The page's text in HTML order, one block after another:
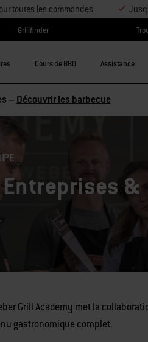
toutes les commandes
Grillfinder
Cours de BBQ Assistance
&
Grill Academy met la
gastronomique complet.